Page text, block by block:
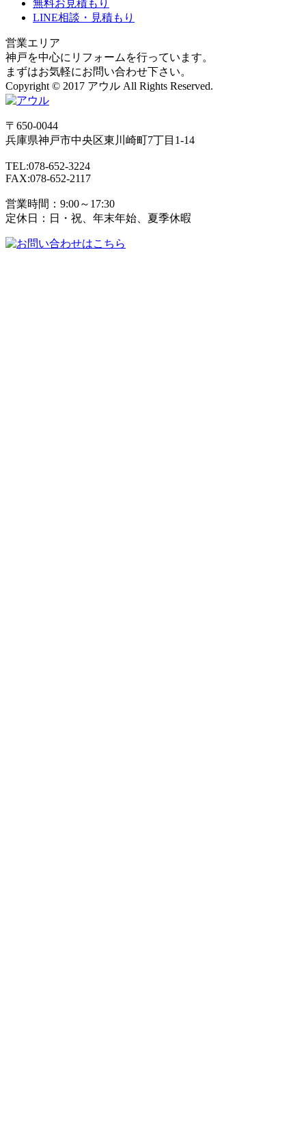
無料お見積もり
LINE相談・見積もり
営業エリア
神戸を中心にリフォームを行っています。
まずはお気軽にお問い合わせ下さい。
Copyright © 2017 アウル All Rights Reserved.
〒650-0044
兵庫県神戸市中央区東川崎町7丁目1-14
TEL:078-652-3224
FAX:078-652-2117
営業時間：9:00～17:30
定休日：日・祝、年末年始、夏季休暇